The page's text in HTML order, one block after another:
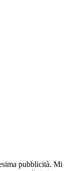
pubblicità. Mi